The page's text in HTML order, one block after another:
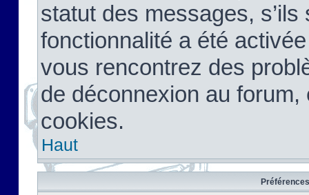
statut des messages,
fonctionnalité a été
vous rencontrez des
de déconnexion au
cookies.
Haut